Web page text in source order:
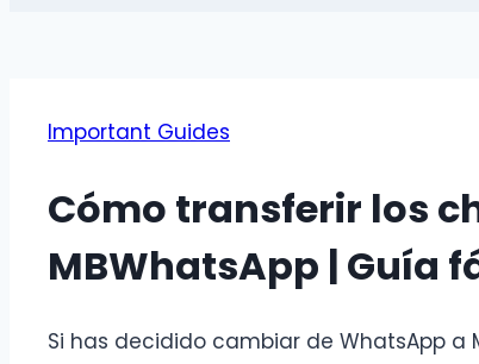
Important Guides
Cómo transferir los
MBWhatsApp | Guía
Si has decidido cambiar de WhatsApp a